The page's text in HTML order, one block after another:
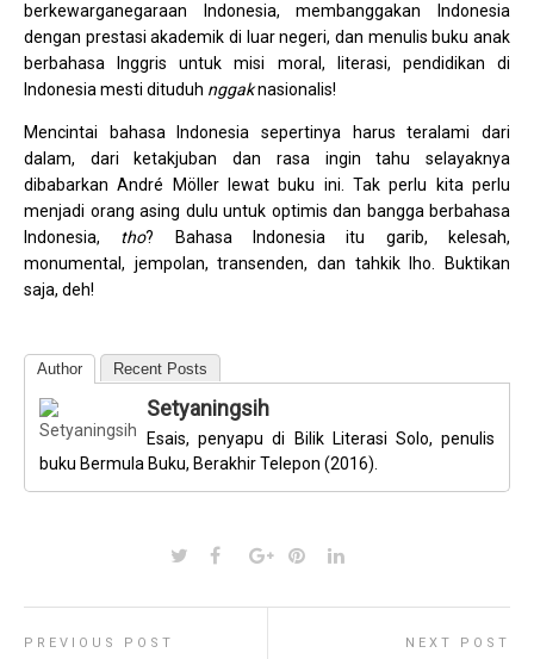
berkewarganegaraan Indonesia, membanggakan Indonesia
dengan prestasi akademik di luar negeri, dan menulis buku anak
berbahasa Inggris untuk misi moral, literasi, pendidikan di
Indonesia mesti dituduh nggaknasionalis!
Mencintai bahasa Indonesia sepertinya harus teralami dari
dalam, dari ketakjuban dan rasa ingin tahu selayaknya
dibabarkan André Möller lewat buku ini. Tak perlu kita perlu
menjadi orang asing dulu untuk optimis dan bangga berbahasa
Indonesia, tho? Bahasa Indonesia itu garib, kelesah,
monumental, jempolan, transenden, dan tahkik lho. Buktikan
saja, deh!
Author Recent Posts
Setyaningsih
Esais, penyapu di Bilik Literasi Solo, penulis
buku Bermula Buku, Berakhir Telepon (2016).
PREVIOUS POST NEXT POST